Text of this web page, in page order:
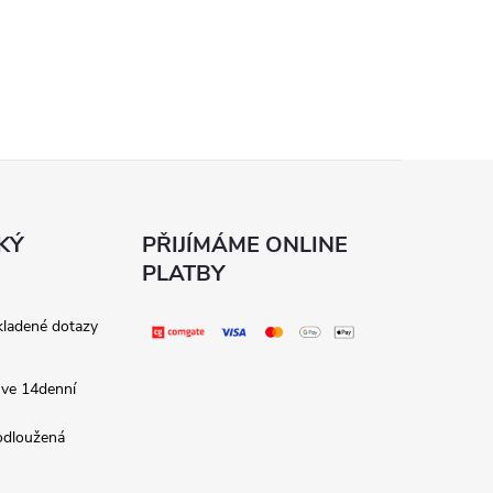
dotazy
14denní
PŘIJÍMÁME ONLINE
PLATBY